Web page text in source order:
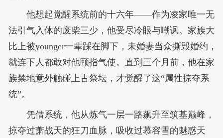
他想起觉醒系统前的十六年——作为凌家唯一无
法引气入体的废柴三少，他受尽冷眼与嘲讽。家族大
比上被younger一辈踩在脚下，未婚妻当众撕毁婚约，
就连下人都敢对他颐指气使。直到三个月前，他在家
族禁地意外触碰上古祭坛，才觉醒了这“属性掠夺系
统”。
凭借系统，他从炼气一层一路飙升至筑基巅峰，
掠夺过萧战天的狂刀血脉，吸收过慕容雪的魅惑天